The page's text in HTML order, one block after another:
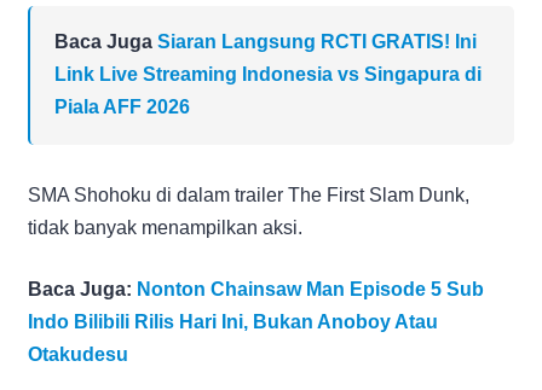
Baca Juga Siaran Langsung RCTI GRATIS! Ini
Link Live Streaming Indonesia vs Singapura di
Piala AFF 2026
SMA Shohoku di dalam trailer The First Slam Dunk,
tidak banyak menampilkan aksi.
Baca Juga: Nonton Chainsaw Man Episode 5 Sub
Indo Bilibili Rilis Hari Ini, Bukan Anoboy Atau
Otakudesu